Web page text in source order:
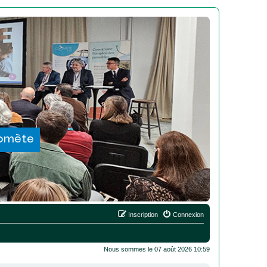
Connexion
Inscription
Nous sommes le 07 août 2026 10:59